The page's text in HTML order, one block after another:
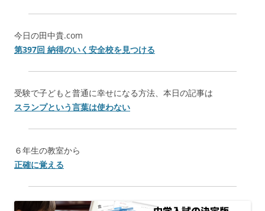
今日の田中貴.com
第397回 納得のいく安全校を見つける
受験で子どもと普通に幸せになる方法、本日の記事は
スランプという言葉は使わない
６年生の教室から
正確に覚える